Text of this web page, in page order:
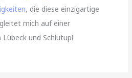
, die diese einzigartige
mich auf einer
und Schlutup!